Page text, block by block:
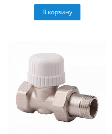
В корзину